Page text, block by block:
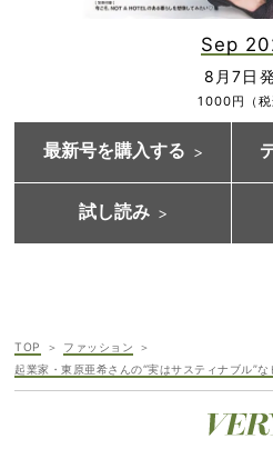
Sep
8月7日
1000円（税
最新号を購入する
試し読み
TOP
ファッション
起業家・東原亜希さんの“実はサスティナブル”な